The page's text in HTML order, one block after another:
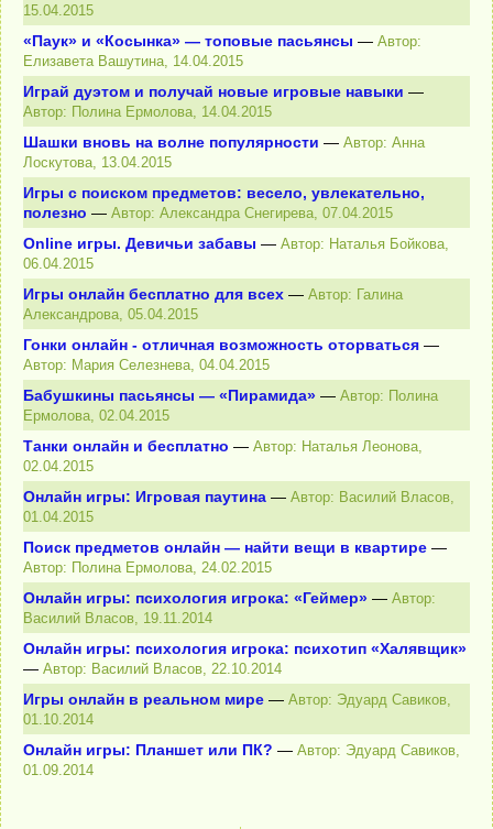
15.04.2015
«Паук» и «Косынка» — топовые пасьянсы — Автор:
Елизавета Вашутина, 14.04.2015
Играй дуэтом и получай новые игровые навыки —
Автор: Полина Ермолова, 14.04.2015
Шашки вновь на волне популярности — Автор: Анна
Лоскутова, 13.04.2015
Игры с поиском предметов: весело, увлекательно,
полезно — Автор: Александра Снегирева, 07.04.2015
Online игры. Девичьи забавы — Автор: Наталья Бойкова,
06.04.2015
Игры онлайн бесплатно для всех — Автор: Галина
Александрова, 05.04.2015
Гонки онлайн - отличная возможность оторваться —
Автор: Мария Селезнева, 04.04.2015
Бабушкины пасьянсы — «Пирамида» — Автор: Полина
Ермолова, 02.04.2015
Танки онлайн и бесплатно — Автор: Наталья Леонова,
02.04.2015
Онлайн игры: Игровая паутина — Автор: Василий Власов,
01.04.2015
Поиск предметов онлайн — найти вещи в квартире —
Автор: Полина Ермолова, 24.02.2015
Онлайн игры: психология игрока: «Геймер» — Автор:
Василий Власов, 19.11.2014
Онлайн игры: психология игрока: психотип «Халявщик»
— Автор: Василий Власов, 22.10.2014
Игры онлайн в реальном мире — Автор: Эдуард Савиков,
01.10.2014
Онлайн игры: Планшет или ПК? — Автор: Эдуард Савиков,
01.09.2014